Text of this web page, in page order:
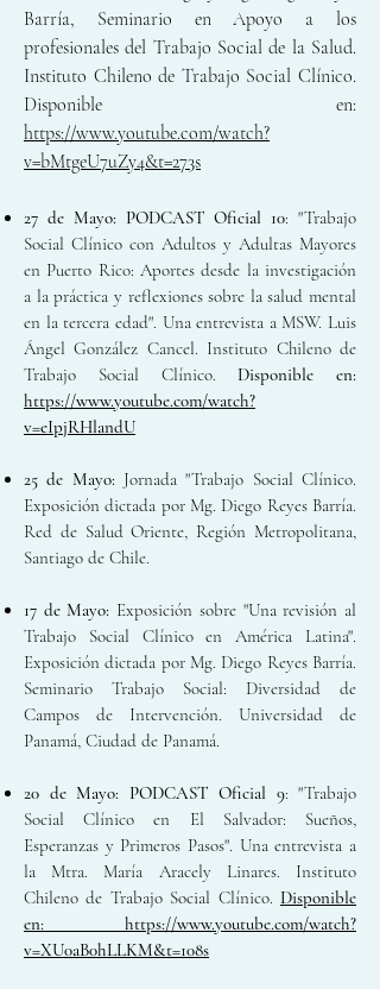
Barría, Seminario en Apoyo a los
profesionales del Trabajo Social de la Salud.
Instituto Chileno de Trabajo Social Clínico.
Disponible en:
https://www.youtube.com/watch?
v=bMtgeU7uZy4&t=273s
27 de Mayo: PODCAST Oficial 10: "Trabajo
Social Clínico con Adultos y Adultas Mayores
en Puerto Rico: Aportes desde la investigación
a la práctica y reflexiones sobre la salud mental
en la tercera edad". Una entrevista a MSW. Luis
Ángel González Cancel. Instituto Chileno de
Trabajo Social Clínico.
Disponible en:
https://www.youtube.com/watch?
v=eIpjRHlandU
25 de Mayo: Jornada "Trabajo Social Clínico.
Exposición dictada por Mg. Diego Reyes Barría.
Red de Salud Oriente, Región Metropolitana,
Santiago de Chile.
17 de Mayo: Exposición sobre "Una revisión al
Trabajo Social Clínico en América Latina".
Exposición dictada por Mg. Diego Reyes Barría.
Seminario Trabajo Social: Diversidad de
Campos de Intervención. Universidad de
Panamá, Ciudad de Panamá.
20 de Mayo: PODCAST Oficial 9: "Trabajo
Social Clínico en El Salvador: Sueños,
Esperanzas y Primeros Pasos". Una entrevista a
la Mtra. María Aracely Linares. Instituto
Chileno de Trabajo Social Clínico. Disponible
en: https://www.youtube.com/watch?
v=XU0aB0hLLKM&t=108s